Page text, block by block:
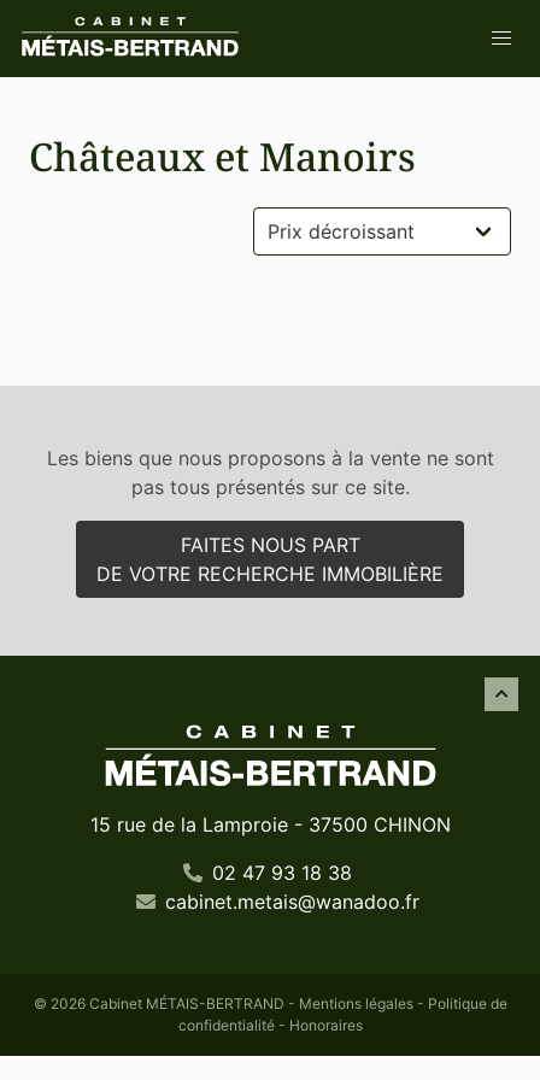
Châteaux et Manoirs
Les biens que nous proposons à la vente ne sont
pas tous présentés sur ce site.
FAITES NOUS PART
DE VOTRE RECHERCHE IMMOBILIÈRE
15 rue de la Lamproie - 37500 CHINON
02 47 93 18 38
cabinet.metais@wanadoo.fr
© 2026 Cabinet MÉTAIS-BERTRAND - Mentions légales- Politique de
confidentialité- Honoraires